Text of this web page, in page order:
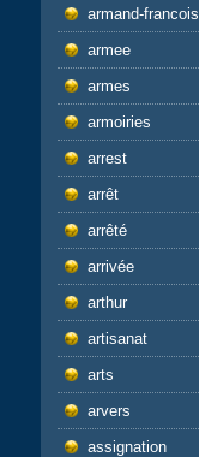
armand-francois
armee
armes
armoiries
arrest
arrêt
arrêté
arrivée
arthur
artisanat
arts
arvers
assignation